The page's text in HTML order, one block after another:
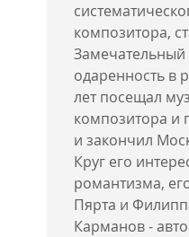
композитора,
Замечательный
одаренность в
лет посещал
композитора и
и закончил
Круг его
романтизма,
Пярта и
Карманов -